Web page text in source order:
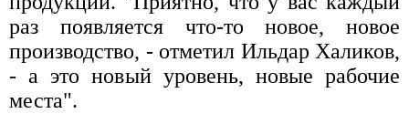
раз появляется что-то новое, новое
производство, - отметил Ильдар Халиков,
- а это новый уровень, новые рабочие
места".